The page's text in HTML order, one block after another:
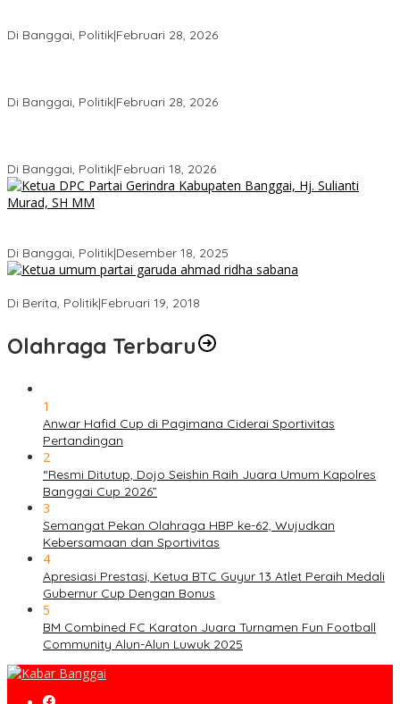
Di Banggai, Politik|Februari 28, 2026
Di Banggai, Politik|Februari 28, 2026
Di Banggai, Politik|Februari 18, 2026
Di Banggai, Politik|Desember 18, 2025
Di Berita, Politik|Februari 19, 2018
Olahraga Terbaru
1
Anwar Hafid Cup di Pagimana Ciderai Sportivitas
Pertandingan
2
“Resmi Ditutup, Dojo Seishin Raih Juara Umum Kapolres
Banggai Cup 2026”
3
Semangat Pekan Olahraga HBP ke-62, Wujudkan
Kebersamaan dan Sportivitas
4
Apresiasi Prestasi, Ketua BTC Guyur 13 Atlet Peraih Medali
Gubernur Cup Dengan Bonus
5
BM Combined FC Karaton Juara Turnamen Fun Football
Community Alun-Alun Luwuk 2025